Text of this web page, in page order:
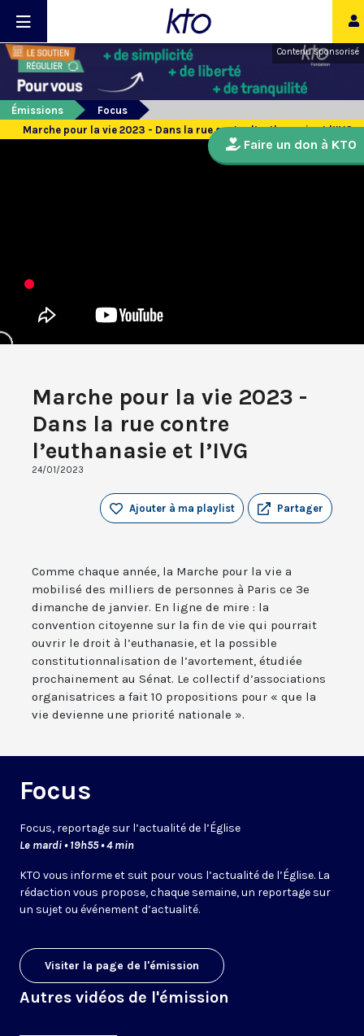
Contenu sponsorisé
Émissions
Focus
Marche pour la vie 2023 - Dans la rue contre l’euthanasie et l’IVG
Marche pour la vie 2023 -
Dans la rue contre
l’euthanasie et l’IVG
24/01/2023
Partager
Ajouter à ma playlist
Comme chaque année, la Marche pour la vie a
mobilisé des milliers de personnes à Paris ce 3e
dimanche de janvier. En ligne de mire : la
convention citoyenne sur la fin de vie qui pourrait
ouvrir le droit à l’euthanasie, et la possible
constitutionnalisation de l’avortement, étudiée
prochainement au Sénat. Le collectif d’associations
organisatrices a fait 10 propositions pour « que la
vie devienne une priorité nationale ».
Focus
Focus, reportage sur l’actualité de l’Église
Le mardi • 19h55 • 4 min
KTO vous informe et suit pour vous l’actualité de l’Église. La
rédaction vous propose, chaque semaine, un reportage sur
un sujet ou événement d’actualité.
Visiter la page de l'émission
Autres vidéos de l'émission
Faire un don à KTO